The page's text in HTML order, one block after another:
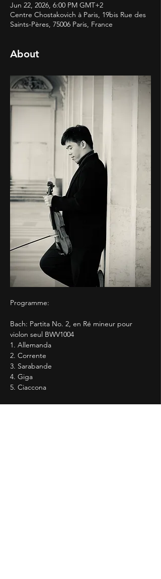
Jun 22, 2026, 6:00 PM GMT+2
Centre Chostakovich à Paris, 19bis Rue des
Saints-Pères, 75006 Paris, France
About
Programme:
Bach: Partita No. 2, en Ré mineur pour
violon seul BWV1004
1. Allemanda
2. Corrente
3. Sarabande
4. Giga
5. Ciaccona